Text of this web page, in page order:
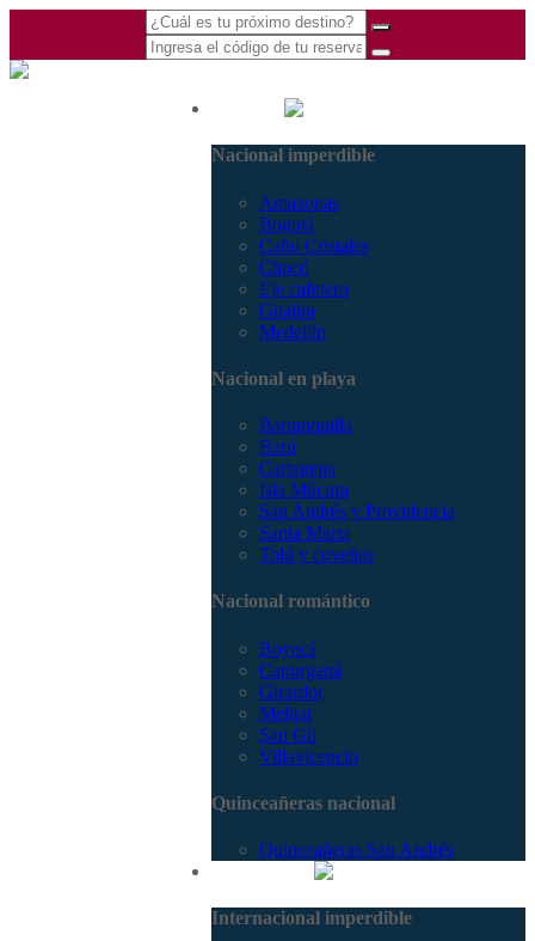
Nacional imperdible
Amazonas
Bogotá
Caño Cristales
Chocó
Eje cafetero
Guajira
Medellín
Nacional en playa
Barranquilla
Barú
Cartagena
Isla Múcura
San Andrés y Providencia
Santa Marta
Tolú y coveñas
Nacional romántico
Boyacá
Capurganá
Girardot
Melgar
San Gil
Villavicencio
Quinceañeras nacional
Quinceañeras San Andrés
Internacional imperdible